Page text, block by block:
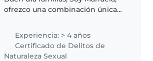
ofrezco una combinación única
tengo experiencia previa como
Au Pair y soy madre de un niño
de 5 años. Sé lo que significa..
Experiencia: > 4 años
Certificado de Delitos de
Naturaleza Sexual